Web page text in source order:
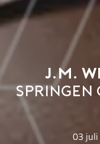
J.M.
springen
03